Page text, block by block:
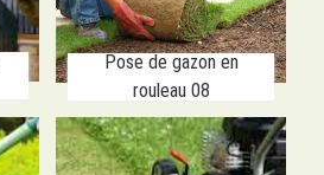
Pose de gazon en
rouleau 08